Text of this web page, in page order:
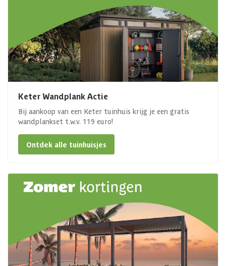
Keter Wandplank Actie
Bij aankoop van een Keter tuinhuis krijg je een gratis
wandplankset t.w.v. 119 euro!
Ontdek alle tuinhuisjes